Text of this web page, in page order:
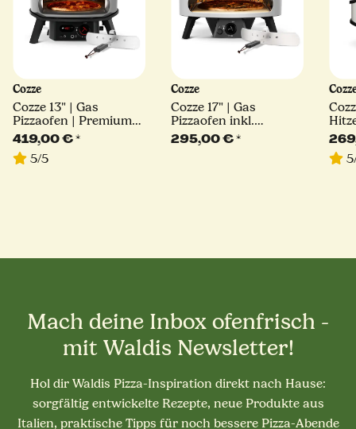
Cozze
Cozze 13" | Gas
Pizzaofen | Premium
Rotate
419,00 €*
5/5
Cozze
Cozze 17" | Gas
Pizzaofen inkl.
Pizzastein, Reglerset
und Hitzeschutz |
295,00 €*
Mach deine Inbox ofenfrisch -
mit Waldis Newsletter!
Hol dir Waldis Pizza-Inspiration direkt nach Hause:
sorgfältig entwickelte Rezepte, neue Produkte aus
Italien, praktische Tipps für noch bessere Pizza-Abende